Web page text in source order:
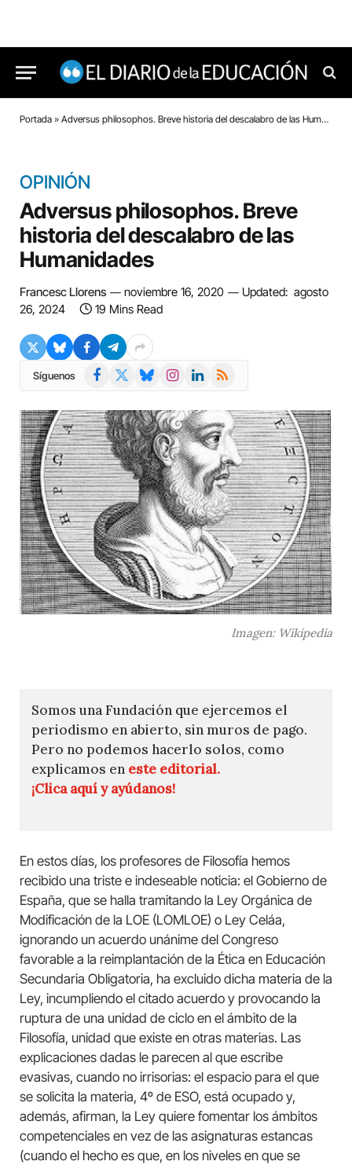
Portada » Adversus philosophos. Breve historia del descalabro de las Humanidades
OPINIÓN
Adversus philosophos. Breve
historia del descalabro de las
Humanidades
Francesc Llorens noviembre 16, 2020 Updated: agosto
26, 2024
19 Mins Read
Síguenos Facebook BlueskyInstagramLinkedIn
RSS
Imagen: Wikipedia
Somos una Fundación que ejercemos el
periodismo en abierto, sin muros de pago.
Pero no podemos hacerlo solos, como
explicamos en este editorial.
¡Clica aquí y ayúdanos!
En estos días, los profesores de Filosofía hemos
recibido una triste e indeseable noticia: el Gobierno de
España, que se halla tramitando la Ley Orgánica de
Modificación de la LOE (LOMLOE) o Ley Celáa,
ignorando un acuerdo unánime del Congreso
favorable a la reimplantación de la Ética en Educación
Secundaria Obligatoria, ha excluido dicha materia de la
Ley, incumpliendo el citado acuerdo y provocando la
ruptura de una unidad de ciclo en el ámbito de la
Filosofía, unidad que existe en otras materias. Las
explicaciones dadas le parecen al que escribe
evasivas, cuando no irrisorias: el espacio para el que
se solicita la materia, 4º de ESO, está ocupado y,
además, afirman, la Ley quiere fomentar los ámbitos
competenciales en vez de las asignaturas estancas
(cuando el hecho es que, en los niveles en que se